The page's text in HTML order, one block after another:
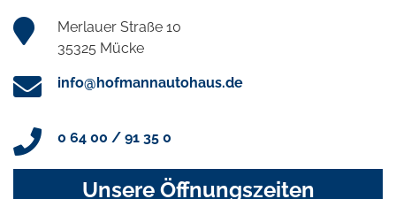
Merlauer Straße 10
35325 Mücke
info@hofmannautohaus.de
0 64 00 / 91 35 0
Unsere Öffnungszeiten